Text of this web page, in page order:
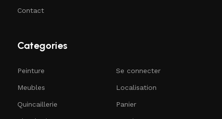
Contact
Categories
Peinture
Meubles
Quincaillerie
Se connecter
Localisation
Panier